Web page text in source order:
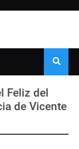
Feliz del
de Vicente